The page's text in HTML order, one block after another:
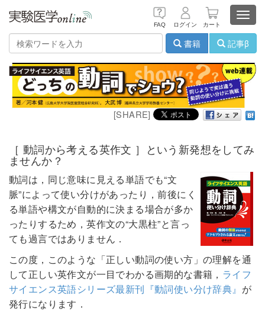
FAQ ログイン カート
書籍
記事β
[SHARE]
［ 動詞から考える英作文 ］という新発想をしてみ
ませんか？
動詞は，同じ意味に見える単語でも“文
脈”によって使い分けがあったり，前後にく
る単語や構文が自動的に決まる場合が多か
ったりするため，英作文の“大黒柱”と言っ
ても過言ではありません．
この度，このような「正しい動詞の使い方」の理解を通
して正しい英作文が一目でわかる画期的な書籍， ライフ
サイエンス英語シリーズ最新刊『動詞使い分け辞典』 が
発行になります．